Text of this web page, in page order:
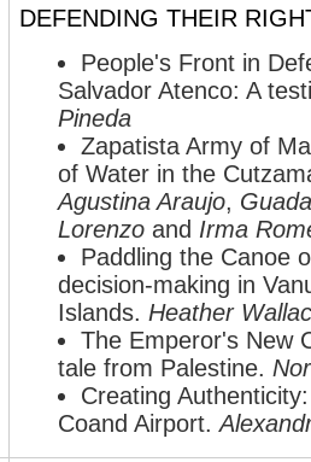
DEFENDING THEIR
People's Front in
Salvador Atenco: A
Pineda
Zapatista Army of
of Water in the
Agustina Araujo,
Lorenzo and Irma
Paddling the Canoe
decision-making in
Islands. Heather
The Emperor's New
tale from Palestine.
Creating
Coand Airport.